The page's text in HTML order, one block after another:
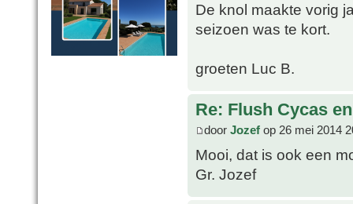
De knol maakte vorig
seizoen was te kort.
groeten Luc B.
Re: Flush Cycas
door Jozef op 26 mei 2014
Mooi, dat is ook een
Gr. Jozef